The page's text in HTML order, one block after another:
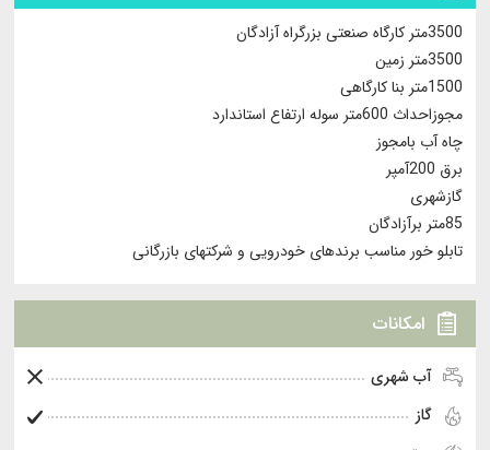
3500متر کارگاه صنعتی بزرگراه آزادگان
3500متر زمین
1500متر بنا کارگاهی
مجوزاحداث 600متر سوله ارتفاع استاندارد
چاه آب بامجوز
برق 200آمپر
گازشهری
85متر برآزادگان
تابلو خور مناسب برندهای خودرویی و شرکتهای بازرگانی
امکانات
آب شهری
گاز